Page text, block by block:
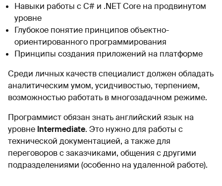
Навыки работы с C# и .NET Core на продвинутом
уровне
Глубокое понятие принципов объектно-
ориентированного программирования
Принципы создания приложений на платформе
Среди личных качеств специалист должен обладать
аналитическим умом, усидчивостью, терпением,
возможностью работать в многозадачном режиме.
Программист обязан знать английский язык на
уровне Intermediate. Это нужно для работы с
технической документацией, а также для
переговоров с заказчиками, общения с другими
подразделениями (особенно на удаленной работе).